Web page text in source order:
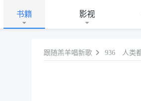
书籍 影视
跟随羔羊唱新歌 936 人类